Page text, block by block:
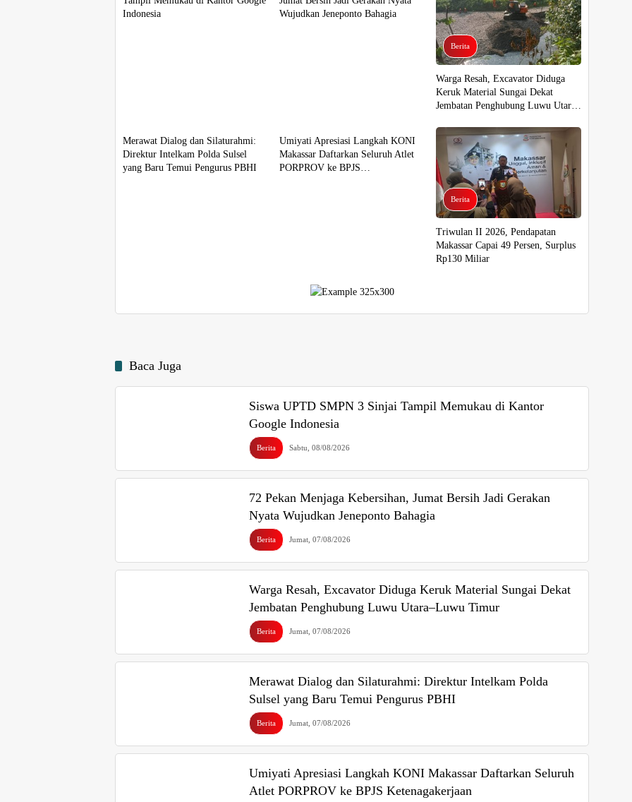
Indonesia
Wujudkan Jeneponto Bahagia
Berita
Warga Resah, Excavator Diduga
Keruk Material Sungai Dekat
Jembatan Penghubung Luwu Utara–
Merawat Dialog dan Silaturahmi:
Direktur Intelkam Polda Sulsel
yang Baru Temui Pengurus PBHI
Umiyati Apresiasi Langkah KONI
Makassar Daftarkan Seluruh Atlet
PORPROV ke BPJS
Berita
Triwulan II 2026, Pendapatan
Makassar Capai 49 Persen, Surplus
Rp130 Miliar
Baca Juga
Siswa UPTD SMPN 3 Sinjai Tampil Memukau di Kantor
Google Indonesia
Berita Sabtu, 08/08/2026
72 Pekan Menjaga Kebersihan, Jumat Bersih Jadi Gerakan
Nyata Wujudkan Jeneponto Bahagia
Berita Jumat, 07/08/2026
Warga Resah, Excavator Diduga Keruk Material Sungai Dekat
Jembatan Penghubung Luwu Utara–Luwu Timur
Berita Jumat, 07/08/2026
Merawat Dialog dan Silaturahmi: Direktur Intelkam Polda
Sulsel yang Baru Temui Pengurus PBHI
Berita Jumat, 07/08/2026
Umiyati Apresiasi Langkah KONI Makassar Daftarkan Seluruh
Atlet PORPROV ke BPJS Ketenagakerjaan